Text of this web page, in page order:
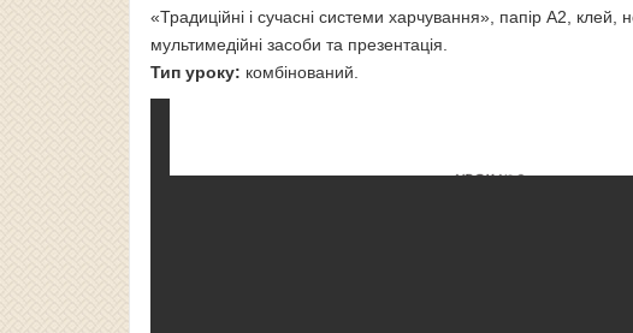
«Традиційні і сучасні системи харчування», папір А2, клей,
мультимедійні засоби та презентація.
Тип уроку: комбінований.